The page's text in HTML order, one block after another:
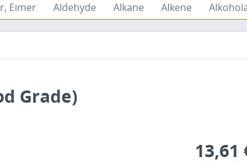
Eimer Aldehyde Alkane Alkene
Grade)
13,61